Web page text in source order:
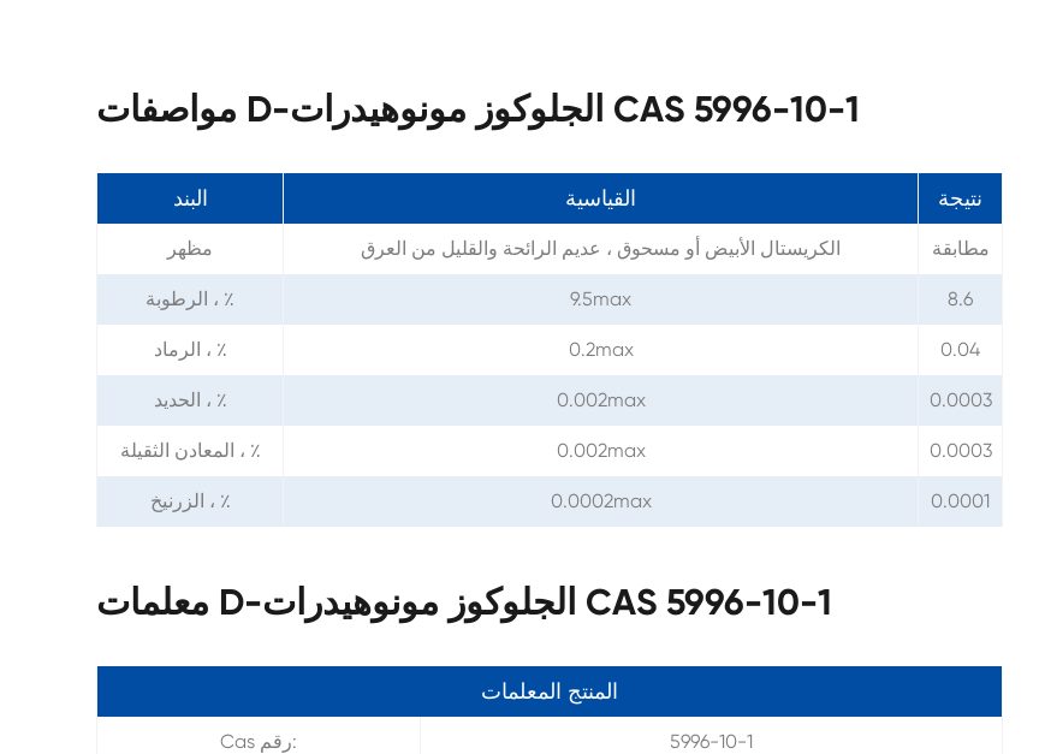
مواصفات D-الجلوكوز مونوهيدرات CAS 5996-10-1
البند القياسية نتيجة
مظهر الكريستال الأبيض أو مسحوق ، عديم الرائحة والقليل من العرق مطابقة
الرطوبة ، ٪ 9.5max 8.6
الرماد ، ٪ 0.2max 0.04
الحديد ، ٪ 0.002max 0.0003
المعادن الثقيلة ، ٪ 0.002max 0.0003
الزرنيخ ، ٪ 0.0002max 0.0001
معلمات D-الجلوكوز مونوهيدرات CAS 5996-10-1
المنتج المعلمات
Cas رقم: 5996-10-1